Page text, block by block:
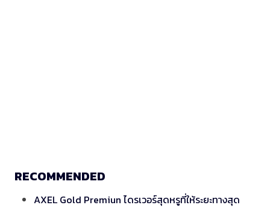
RECOMMENDED
AXEL Gold Premiun ไดรเวอร์สุดหรูที่ให้ระยะทางสุด